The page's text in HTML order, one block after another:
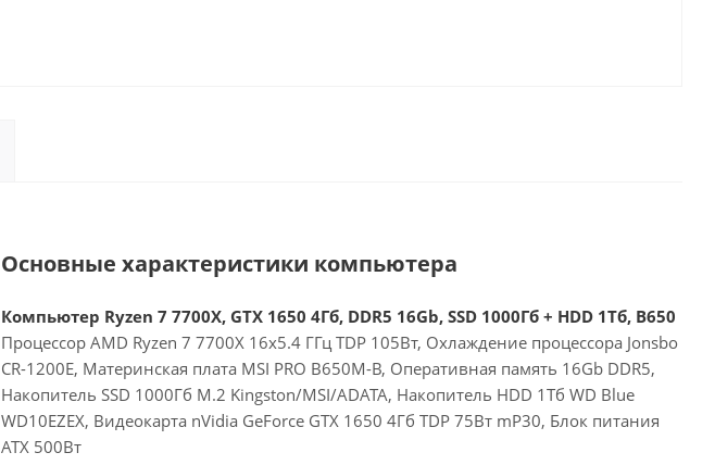
Основные характеристики компьютера
Компьютер Ryzen 7 7700X, GTX 1650 4Гб, DDR5 16Gb, SSD 1000Гб + HDD 1Тб, B650
Процессор AMD Ryzen 7 7700X 16x5.4 ГГц TDP 105Вт, Охлаждение процессора Jonsbo
CR-1200E, Материнская плата MSI PRO B650M-B, Оперативная память 16Gb DDR5,
Накопитель SSD 1000Гб M.2 Kingston/MSI/ADATA, Накопитель HDD 1Тб WD Blue
WD10EZEX, Видеокарта nVidia GeForce GTX 1650 4Гб TDP 75Вт mP30, Блок питания
ATX 500Вт